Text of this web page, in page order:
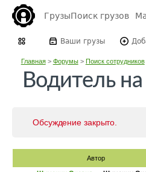
ГрузыПоиск грузов
Ваши грузы
Главная> Форумы> Поиск сотрудников
Водитель
Обсуждение закрыто.
Автор